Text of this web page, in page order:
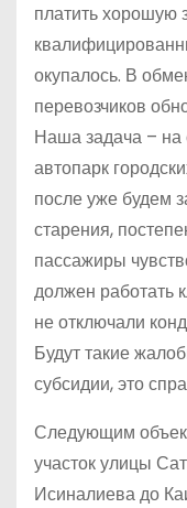
платить хорошую
окупалось. В
перевозчиков
Наша задача – на
автопарк
после уже будем
старения,
пассажиры
должен работать
не отключали
Будут такие
субсидии, это
Следующим
участок улицы
Исиналиева до